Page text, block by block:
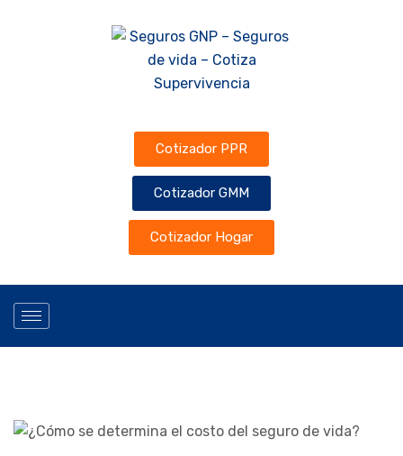
Cotizador PPR
Cotizador GMM
Cotizador Hogar